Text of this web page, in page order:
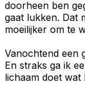
doorheen ben
gaat lukken. Dat
moeilijker om te
Vanochtend een
En straks ga ik
lichaam doet wat